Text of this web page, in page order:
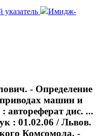
Имидж-
- Определение
машин и
автореферат дис. ...
: 01.02.06 / Львов.
Комсомола. -